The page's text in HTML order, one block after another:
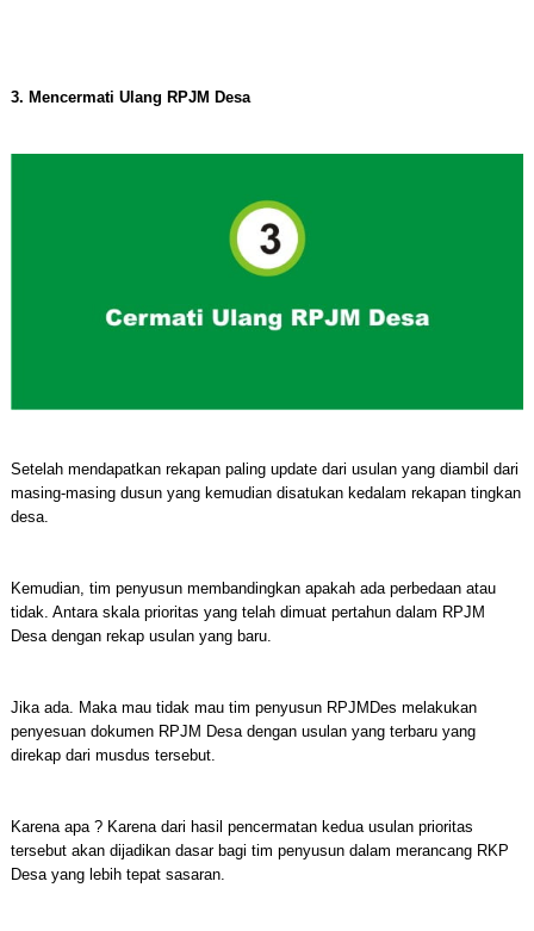
3. Mencermati Ulang RPJM Desa
Setelah mendapatkan rekapan paling update dari usulan yang diambil dari
masing-masing dusun yang kemudian disatukan kedalam rekapan tingkan
desa.
Kemudian, tim penyusun membandingkan apakah ada perbedaan atau
tidak. Antara skala prioritas yang telah dimuat pertahun dalam RPJM
Desa dengan rekap usulan yang baru.
Jika ada. Maka mau tidak mau tim penyusun RPJMDes melakukan
penyesuan dokumen RPJM Desa dengan usulan yang terbaru yang
direkap dari musdus tersebut.
Karena apa ? Karena dari hasil pencermatan kedua usulan prioritas
tersebut akan dijadikan dasar bagi tim penyusun dalam merancang RKP
Desa yang lebih tepat sasaran.